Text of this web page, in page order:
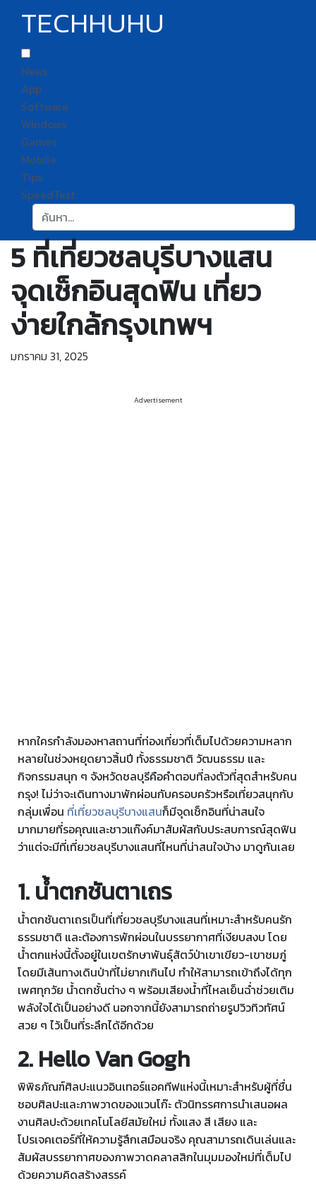
TECHHUHU
News
App
Software
Windows
Games
Mobile
Tips
SpeedTest
ค้นหา:
5 ที่เที่ยวชลบุรีบางแสน
จุดเช็กอินสุดฟิน เที่ยว
ง่ายใกล้กรุงเทพฯ
มกราคม 31, 2025
Advertisement
หากใครกำลังมองหาสถานที่ท่องเที่ยวที่เต็มไปด้วยความหลาก
หลายในช่วงหยุดยาวสิ้นปี ทั้งธรรมชาติ วัฒนธรรม และ
กิจกรรมสนุก ๆ จังหวัดชลบุรีคือคำตอบที่ลงตัวที่สุดสำหรับคน
กรุง! ไม่ว่าจะเดินทางมาพักผ่อนกับครอบครัวหรือเที่ยวสนุกกับ
กลุ่มเพื่อน ที่เที่ยวชลบุรีบางแสนก็มีจุดเช็กอินที่น่าสนใจ
มากมายที่รอคุณและชาวแก๊งค์มาสัมผัสกับประสบการณ์สุดฟิน
ว่าแต่จะมีที่เที่ยวชลบุรีบางแสนที่ไหนที่น่าสนใจบ้าง มาดูกันเลย
1. น้ำตกชันตาเถร
น้ำตกชันตาเถรเป็นที่เที่ยวชลบุรีบางแสนที่เหมาะสำหรับคนรัก
ธรรมชาติ และต้องการพักผ่อนในบรรยากาศที่เงียบสงบ โดย
น้ำตกแห่งนี้ตั้งอยู่ในเขตรักษาพันธุ์สัตว์ป่าเขาเขียว-เขาชมภู่
โดยมีเส้นทางเดินป่าที่ไม่ยากเกินไป ทำให้สามารถเข้าถึงได้ทุก
เพศทุกวัย น้ำตกชั้นต่าง ๆ พร้อมเสียงน้ำที่ไหลเย็นฉ่ำช่วยเติม
พลังใจได้เป็นอย่างดี นอกจากนี้ยังสามารถถ่ายรูปวิวทิวทัศน์
สวย ๆ ไว้เป็นที่ระลึกได้อีกด้วย
2. Hello Van Gogh
พิพิธภัณฑ์ศิลปะแนวอินเทอร์แอคทีฟแห่งนี้เหมาะสำหรับผู้ที่ชื่น
ชอบศิลปะและภาพวาดของแวนโก๊ะ ตัวนิทรรศการนำเสนอผล
งานศิลปะด้วยเทคโนโลยีสมัยใหม่ ทั้งแสง สี เสียง และ
โปรเจคเตอร์ที่ให้ความรู้สึกเสมือนจริง คุณสามารถเดินเล่นและ
สัมผัสบรรยากาศของภาพวาดคลาสสิกในมุมมองใหม่ที่เต็มไป
ด้วยความคิดสร้างสรรค์